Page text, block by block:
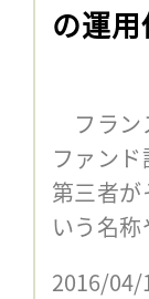
の運
フラン
ファン
第三者
いう名
2016/04/